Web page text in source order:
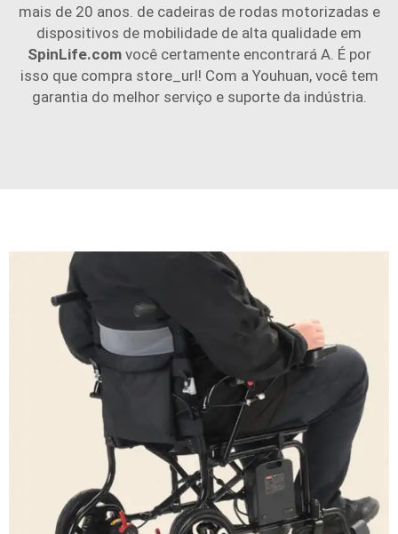
mais de 20 anos. de cadeiras de rodas motorizadas e
dispositivos de mobilidade de alta qualidade em
SpinLife.com você certamente encontrará A. É por
isso que compra store_url! Com a Youhuan, você tem
garantia do melhor serviço e suporte da indústria.